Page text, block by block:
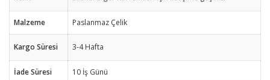
Malzeme Paslanmaz Çelik
Kargo Süresi 3-4 Hafta
İade Süresi 10 İş Günü